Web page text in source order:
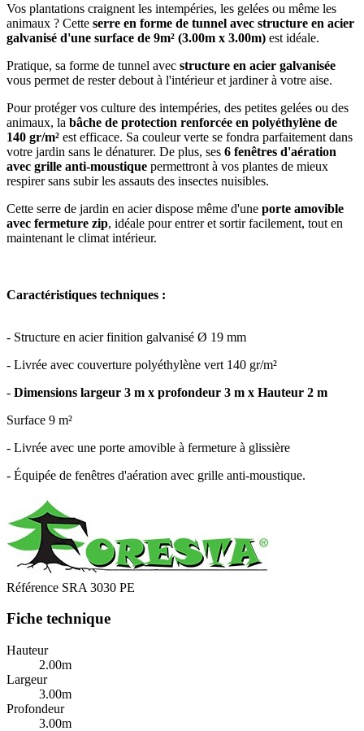
Vos plantations craignent les intempéries, les gelées ou même les
animaux ? Cette serre en forme de tunnel avec structure en acier
galvanisé d'une surface de 9m² (3.00m x 3.00m) est idéale.
Pratique, sa forme de tunnel avec structure en acier galvanisée
vous permet de rester debout à l'intérieur et jardiner à votre aise.
Pour protéger vos culture des intempéries, des petites gelées ou des
animaux, la bâche de protection renforcée en polyéthylène de
140 gr/m² est efficace. Sa couleur verte se fondra parfaitement dans
votre jardin sans le dénaturer. De plus, ses 6 fenêtres d'aération
avec grille anti-moustique permettront à vos plantes de mieux
respirer sans subir les assauts des insectes nuisibles.
Cette serre de jardin en acier dispose même d'une porte amovible
avec fermeture zip, idéale pour entrer et sortir facilement, tout en
maintenant le climat intérieur.
Caractéristiques techniques :
- Structure en acier finition galvanisé Ø 19 mm
- Livrée avec couverture polyéthylène vert 140 gr/m²
- Dimensions largeur 3 m x profondeur 3 m x Hauteur 2 m
Surface 9 m²
- Livrée avec une porte amovible à fermeture à glissière
- Équipée de fenêtres d'aération avec grille anti-moustique.
Référence SRA 3030 PE
Fiche technique
Hauteur
2.00m
Largeur
3.00m
Profondeur
3.00m